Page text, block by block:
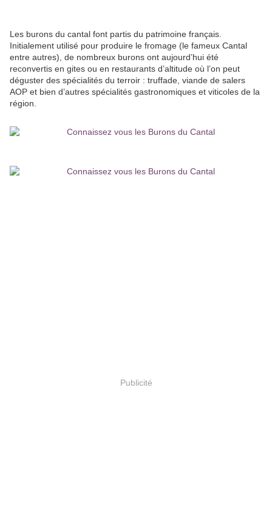
Les burons du cantal font partis du patrimoine français.
Initialement utilisé pour produire le fromage (le fameux Cantal
entre autres), de nombreux burons ont aujourd’hui été
reconvertis en gites ou en restaurants d’altitude où l’on peut
déguster des spécialités du terroir : truffade, viande de salers
AOP et bien d’autres spécialités gastronomiques et viticoles de la
région.
Publicité